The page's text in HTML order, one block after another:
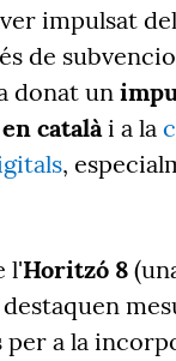
impulsat
de
donat un
catalài a la
,
l'Horitzó 8
per a la